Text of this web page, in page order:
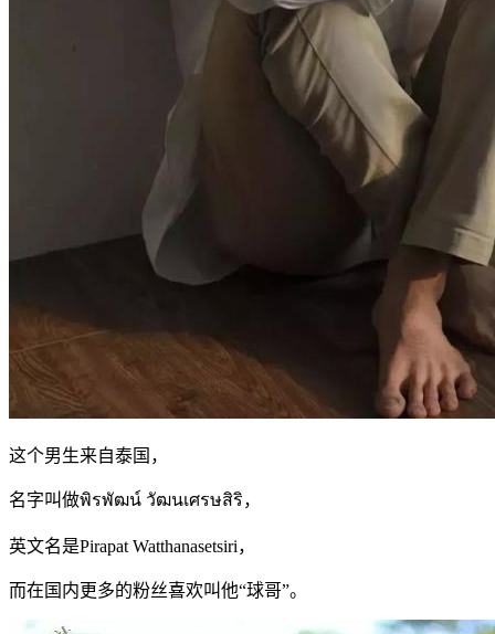
这个男生来自泰国，
名字叫做พิรพัฒน์ วัฒนเศรษสิริ，
英文名是Pirapat Watthanasetsiri，
而在国内更多的粉丝喜欢叫他“球哥”。